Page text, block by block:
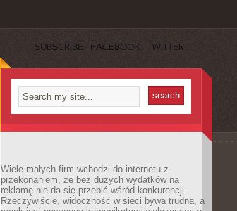
SUBSCRIBE FACEBOOK TWITTER
Wiele małych firm wchodzi do internetu z
przekonaniem, że bez dużych wydatków na
reklamę nie da się przebić wśród konkurencji.
Rzeczywiście, widoczność w sieci bywa trudna, a